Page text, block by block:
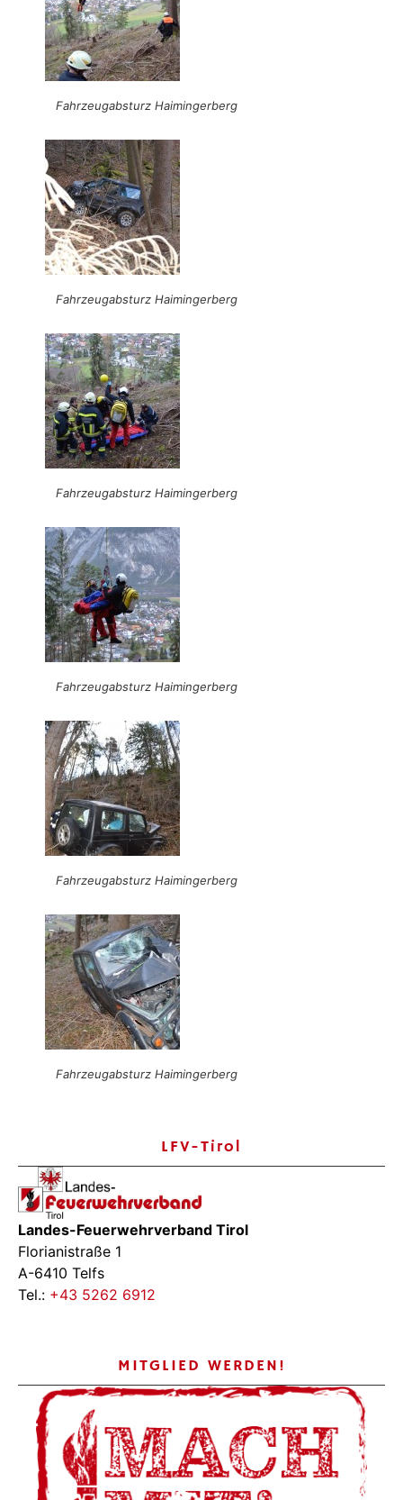
Fahrzeugabsturz Haimingerberg
Fahrzeugabsturz Haimingerberg
Fahrzeugabsturz Haimingerberg
Fahrzeugabsturz Haimingerberg
Fahrzeugabsturz Haimingerberg
Fahrzeugabsturz Haimingerberg
LFV-Tirol
Landes-Feuerwehrverband Tirol
Florianistraße 1
A-6410 Telfs
Tel.: +43 5262 6912
MITGLIED WERDEN!